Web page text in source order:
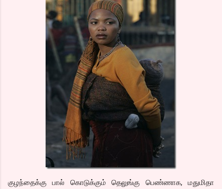
குழந்தைக்கு பால் கொடுக்கும் தெலுங்கு பெண்ணாக, மதுமிதா